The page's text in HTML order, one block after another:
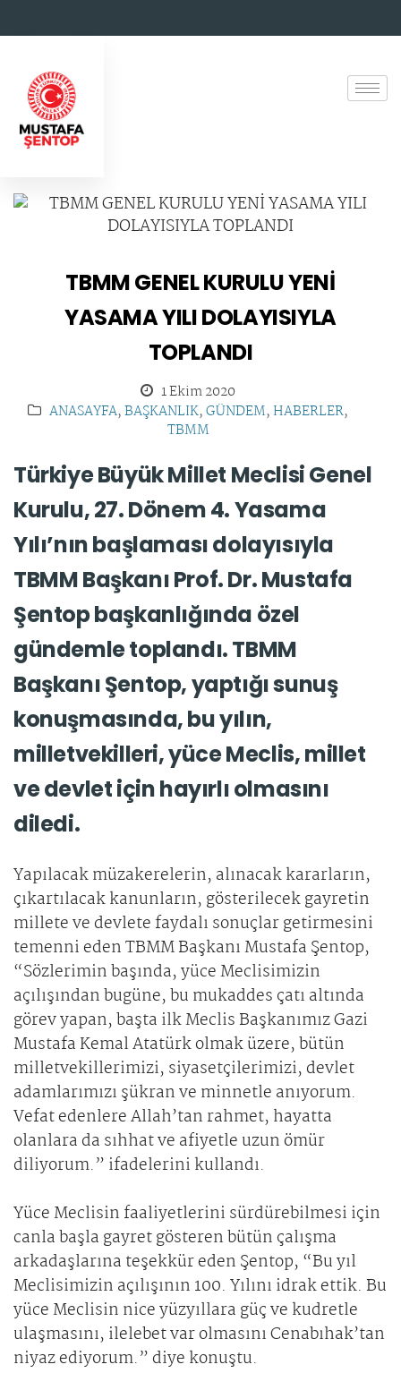
TBMM GENEL KURULU YENİ
YASAMA YILI DOLAYISIYLA
TOPLANDI
1 Ekim 2020
ANASAYFA,BAŞKANLIK,GÜNDEM,HABERLER,
TBMM
Türkiye Büyük Millet Meclisi Genel
Kurulu, 27. Dönem 4. Yasama
Yılı’nın başlaması dolayısıyla
TBMM Başkanı Prof. Dr. Mustafa
Şentop başkanlığında özel
gündemle toplandı. TBMM
Başkanı Şentop, yaptığı sunuş
konuşmasında, bu yılın,
milletvekilleri, yüce Meclis, millet
ve devlet için hayırlı olmasını
diledi.
Yapılacak müzakerelerin, alınacak kararların,
çıkartılacak kanunların, gösterilecek gayretin
millete ve devlete faydalı sonuçlar getirmesini
temenni eden TBMM Başkanı Mustafa Şentop,
“Sözlerimin başında, yüce Meclisimizin
açılışından bugüne, bu mukaddes çatı altında
görev yapan, başta ilk Meclis Başkanımız Gazi
Mustafa Kemal Atatürk olmak üzere, bütün
milletvekillerimizi, siyasetçilerimizi, devlet
adamlarımızı şükran ve minnetle anıyorum.
Vefat edenlere Allah’tan rahmet, hayatta
olanlara da sıhhat ve afiyetle uzun ömür
diliyorum.” ifadelerini kullandı.
Yüce Meclisin faaliyetlerini sürdürebilmesi için
canla başla gayret gösteren bütün çalışma
arkadaşlarına teşekkür eden Şentop, “Bu yıl
Meclisimizin açılışının 100. Yılını idrak ettik. Bu
yüce Meclisin nice yüzyıllara güç ve kudretle
ulaşmasını, ilelebet var olmasını Cenabıhak’tan
niyaz ediyorum.” diye konuştu.